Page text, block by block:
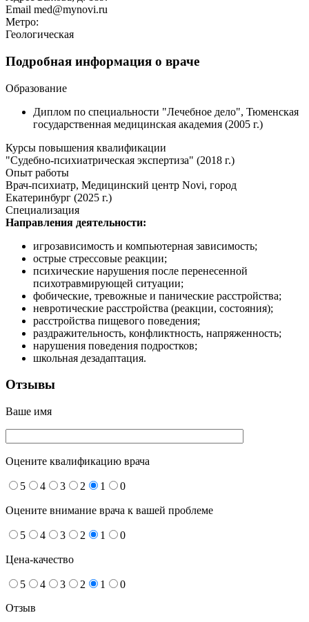
Email med@mynovi.ru
Метро:
Геологическая
Подробная информация о враче
Образование
Диплом по специальности "Лечебное дело", Тюменская
государственная медицинская академия (2005 г.)
Курсы повышения квалификации
"Судебно-психиатрическая экспертиза" (2018 г.)
Опыт работы
Врач-психиатр, Медицинский центр Novi, город
Екатеринбург (2025 г.)
Специализация
Направления деятельности:
игрозависимость и компьютерная зависимость;
острые стрессовые реакции;
психические нарушения после перенесенной
психотравмирующей ситуации;
фобические, тревожные и панические расстройства;
невротические расстройства (реакции, состояния);
расстройства пищевого поведения;
раздражительность, конфликтность, напряженность;
нарушения поведения подростков;
школьная дезадаптация.
Отзывы
Ваше имя
Оцените квалификацию врача
5 4 3 2 1 0
Оцените внимание врача к вашей проблеме
5 4 3 2 1 0
Цена-качество
5 4 3 2 1
0
Отзыв